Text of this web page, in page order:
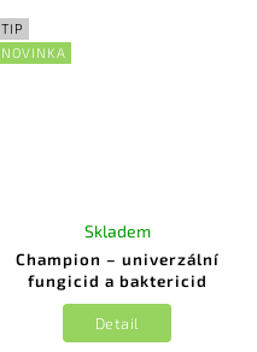
TIP
NOVINKA
Champion – univerzální
fungicid a baktericid
Skladem
Detail